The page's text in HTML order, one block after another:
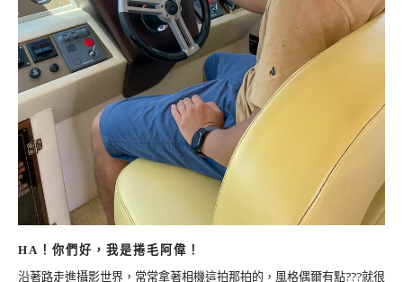
HA！你們好，我是捲毛阿偉！
沿著路走進攝影世界，常常拿著相機這拍那拍的，風格偶爾有點???就很